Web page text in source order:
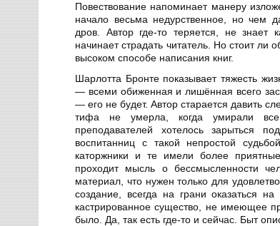
Повествование напоминает манеру
начало весьма недурственное, но чем
дров. Автор где-то теряется, не знает
начинает страдать читатель. Но стоит ли
высоком способе написания книг.
Шарлотта Бронте показывает тяжесть
— всеми обиженная и лишённая всего
— его не будет. Автор старается давить
тифа не умерла, когда умирали
преподавателей хотелось зарыться
воспитанниц с такой непростой
каторжники и те имели более
проходит мысль о бессмысленности
материал, что нужен только для
создание, всегда на грани оказаться
кастрированное существо, не имеющее
было. Да, так есть где-то и сейчас. Быт